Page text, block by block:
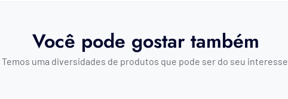
Você pode gostar também
Temos uma diversidades de produtos que pode ser do seu interesse.